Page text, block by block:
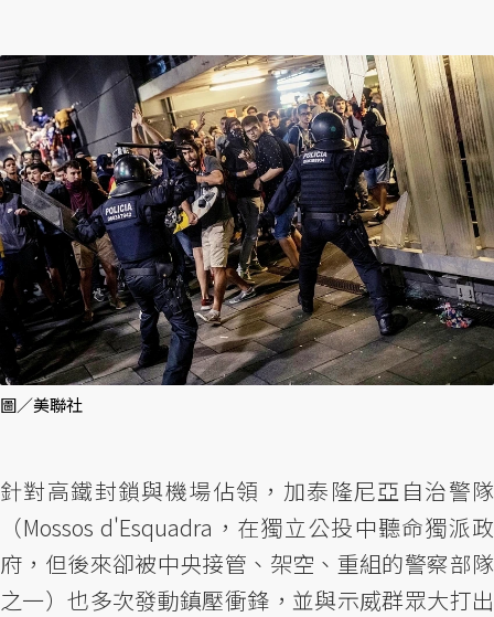
圖／美聯社
針對高鐵封鎖與機場佔領，加泰隆尼亞自治警隊
（Mossos d'Esquadra，在獨立公投中聽命獨派政
府，但後來卻被中央接管、架空、重組的警察部隊
之一）也多次發動鎮壓衝鋒，並與示威群眾大打出